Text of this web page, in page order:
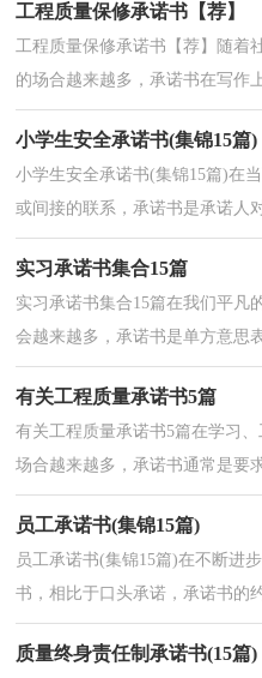
工程质量保修承诺书【荐】
工程质量保修承诺书【荐】随着
的场合越来越多，承诺书在写作
来就毫无头绪？以下是小编为大
小学生安全承诺书(集锦15篇)
小学生安全承诺书(集锦15篇)在
或间接的联系，承诺书是承诺人
面的形式表示。那要怎么写好承
实习承诺书集合15篇
实习承诺书集合15篇在我们平凡
会越来越多，承诺书是单方意思
恰当的承诺书呢？以下是小编帮
有关工程质量承诺书5篇
有关工程质量承诺书5篇在学习
场合越来越多，承诺书通常是要
采取书面形式。那么你有了解过
员工承诺书(集锦15篇)
员工承诺书(集锦15篇)在不断进
书，相比于口头承诺，承诺书的
书吧！下面是小编整理的员工承
质量终身责任制承诺书(15篇)